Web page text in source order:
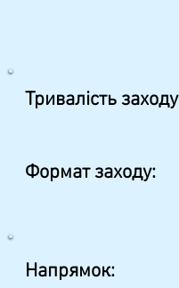
Тривалість
Формат заходу:
Напрямок: